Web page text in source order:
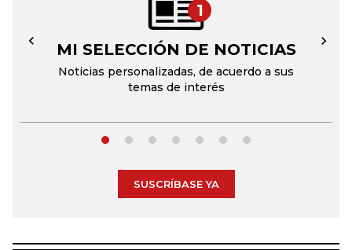
1
MI SELECCIÓN DE NOTICIAS
Noticias personalizadas, de acuerdo a sus
temas de interés
← →
SUSCRÍBASE YA